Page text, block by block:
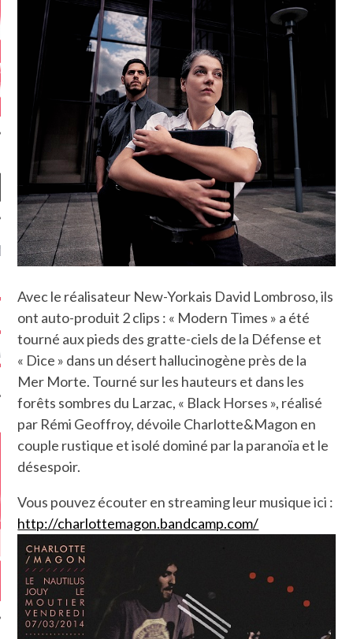
CRITIQUES
5.4
CLAN – A BE...
– HEL...
Avec le réalisateur New-Yorkais David Lombroso, ils
ont auto-produit 2 clips : « Modern Times » a été
tourné aux pieds des gratte-ciels de la Défense et
« Dice » dans un désert hallucinogène près de la
Mer Morte. Tourné sur les hauteurs et dans les
forêts sombres du Larzac, « Black Horses », réalisé
par Rémi Geoffroy, dévoile Charlotte&Magon en
couple rustique et isolé dominé par la paranoïa et le
désespoir.
Vous pouvez écouter en streaming leur musique ici :
http://charlottemagon.bandcamp.com/